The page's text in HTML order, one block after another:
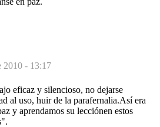
2010 - 13:17
eficaz y silencioso, no dejarse
al uso, huir de la parafernalia.Así era
y aprendamos su lecciónen estos